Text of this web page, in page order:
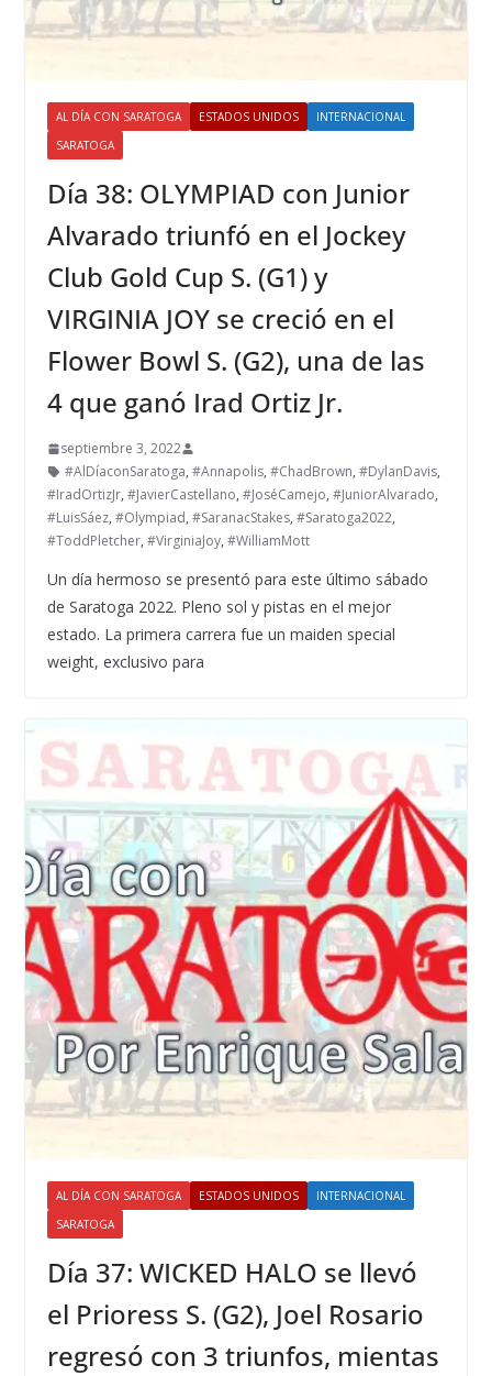
AL DÍA CON SARATOGA ESTADOS UNIDOS
INTERNACIONAL
SARATOGA
Día 38: OLYMPIAD con Junior
Alvarado triunfó en el Jockey
Club Gold Cup S. (G1) y
VIRGINIA JOY se creció en el
Flower Bowl S. (G2), una de las
4 que ganó Irad Ortiz Jr.
septiembre 3, 2022
#AlDíaconSaratoga, #Annapolis, #ChadBrown, #DylanDavis,
#IradOrtizJr, #JavierCastellano, #JoséCamejo, #JuniorAlvarado,
#LuisSáez, #Olympiad, #SaranacStakes, #Saratoga2022,
#ToddPletcher, #VirginiaJoy, #WilliamMott
Un día hermoso se presentó para este último sábado
de Saratoga 2022. Pleno sol y pistas en el mejor
estado. La primera carrera fue un maiden special
weight, exclusivo para
AL DÍA CON SARATOGA ESTADOS UNIDOS
INTERNACIONAL
SARATOGA
Día 37: WICKED HALO se llevó
el Prioress S. (G2), Joel Rosario
regresó con 3 triunfos, mientas